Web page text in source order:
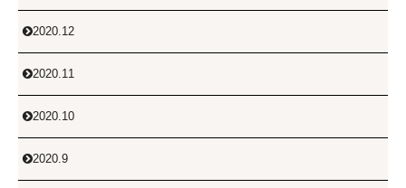
2020.12
2020.11
2020.10
2020.9